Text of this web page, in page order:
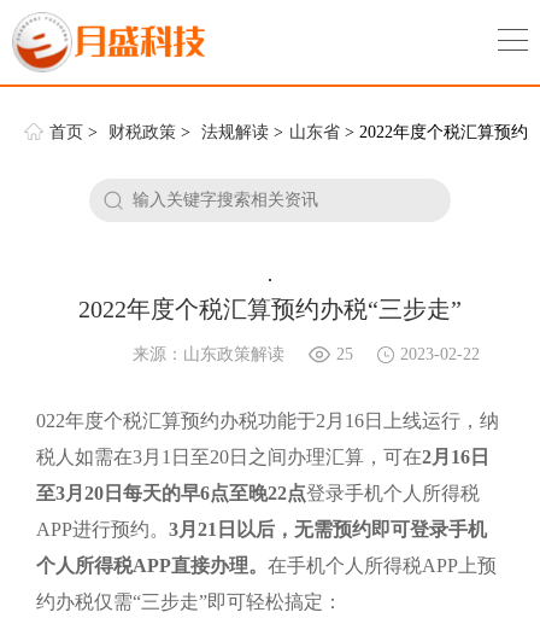
首页 > 财税政策 > 法规解读 > 山东省 > 2022年度个税汇算预约
.
2022年度个税汇算预约办税“三步走”
2023-02-22
25
来源：山东政策解读
022年度个税汇算预约办税功能于2月16日上线运行，纳
税人如需在3月1日至20日之间办理汇算，可在2月16日
至3月20日每天的早6点至晚22点登录手机个人所得税
APP进行预约。 3月21日以后，无需预约即可登录手机
个人所得税APP直接办理。 在手机个人所得税APP上预
约办税仅需“三步走”即可轻松搞定：